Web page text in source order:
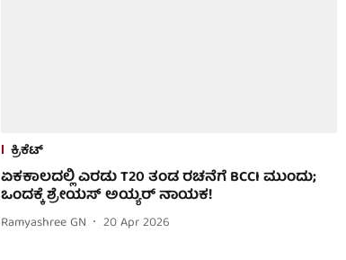
ಕ್ರಿಕೆಟ್
ಏಕಕಾಲದಲ್ಲಿ ಎರಡು T20 ತಂಡ ರಚನೆಗೆ BCCI ಮುಂದು;
ಒಂದಕ್ಕೆ ಶ್ರೇಯಸ್ ಅಯ್ಯರ್ ನಾಯಕ!
Ramyashree GN 20 Apr 2026